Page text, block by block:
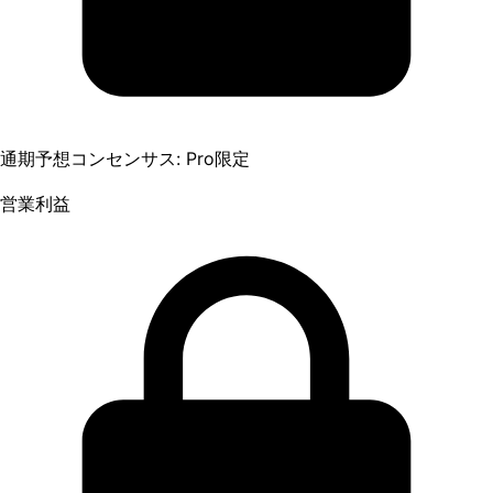
通期予想コンセンサス: Pro限定
営業利益